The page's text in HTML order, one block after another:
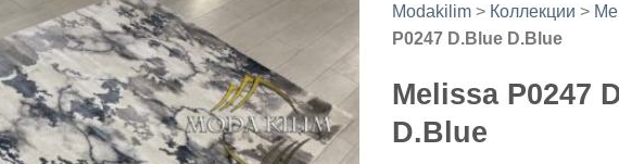
обраного
Modakilim > Коллекции >
P0247 D.Blue D.Blue
Melissa P0247
D.Blue